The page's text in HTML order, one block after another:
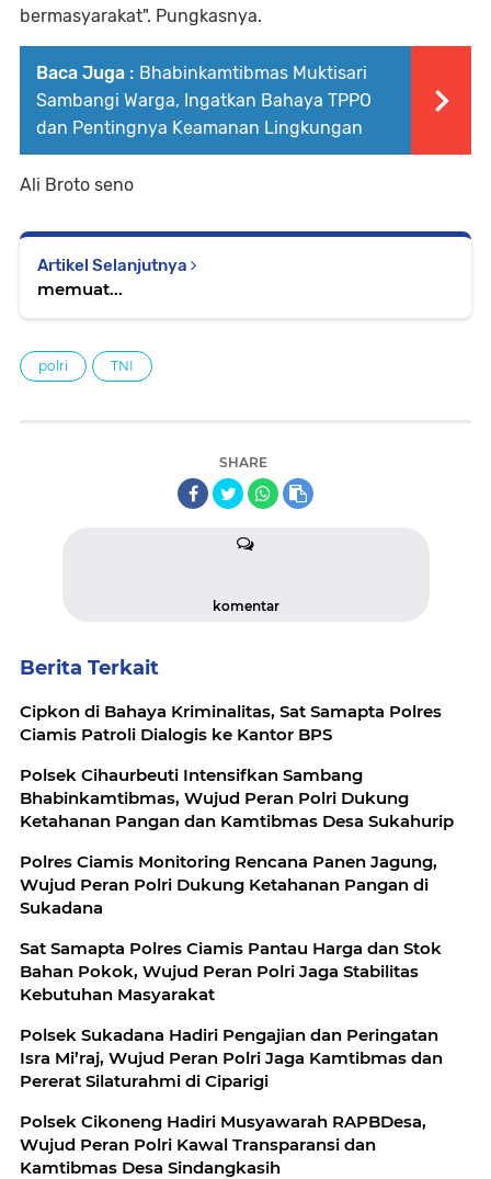
bermasyarakat". Pungkasnya.
Baca Juga : Bhabinkamtibmas Muktisari
Sambangi Warga, Ingatkan Bahaya TPPO
dan Pentingnya Keamanan Lingkungan
Ali Broto seno
Artikel Selanjutnya
memuat...
polri TNI
SHARE
komentar
Berita Terkait
Cipkon di Bahaya Kriminalitas, Sat Samapta Polres
Ciamis Patroli Dialogis ke Kantor BPS
Polsek Cihaurbeuti Intensifkan Sambang
Bhabinkamtibmas, Wujud Peran Polri Dukung
Ketahanan Pangan dan Kamtibmas Desa Sukahurip
Polres Ciamis Monitoring Rencana Panen Jagung,
Wujud Peran Polri Dukung Ketahanan Pangan di
Sukadana
Sat Samapta Polres Ciamis Pantau Harga dan Stok
Bahan Pokok, Wujud Peran Polri Jaga Stabilitas
Kebutuhan Masyarakat
Polsek Sukadana Hadiri Pengajian dan Peringatan
Isra Mi’raj, Wujud Peran Polri Jaga Kamtibmas dan
Pererat Silaturahmi di Ciparigi
Polsek Cikoneng Hadiri Musyawarah RAPBDesa,
Wujud Peran Polri Kawal Transparansi dan
Kamtibmas Desa Sindangkasih